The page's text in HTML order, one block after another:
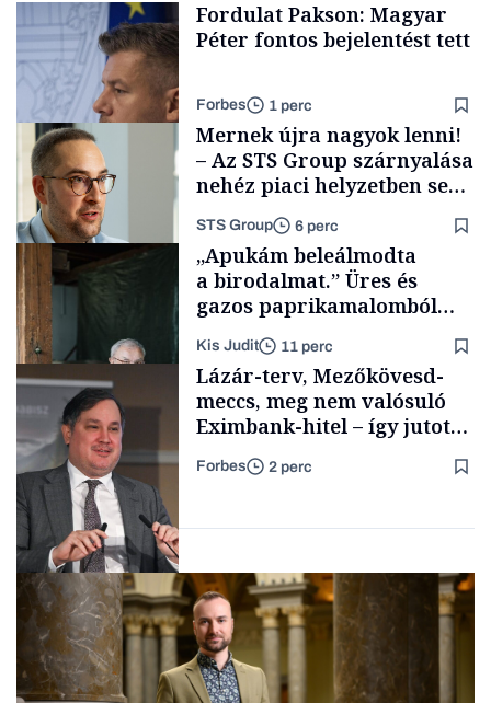
Energia
Fordulat Pakson: Magyar
Péter fontos bejelentést tett
Forbes 1 perc
Támogatói tartalom
Mernek újra nagyok lenni!
– Az STS Group szárnyalása
nehéz piaci helyzetben sem
STS Group 6 perc
Családi
vállalkozások
„Apukám beleálmodta
a birodalmat.” Üres és
gazos paprikamalomból
lett az igazi családi
fűszersztori
Kis Judit 11 perc
Magyar cégek
Lázár-terv, Mezőkövesd-
meccs, meg nem valósuló
Eximbank-hitel – így jutott
el a bezárásig a 70 éves
téglagyár
Forbes 2 perc